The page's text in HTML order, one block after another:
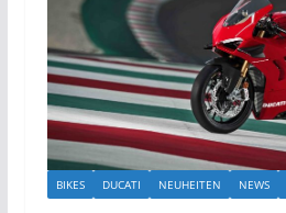
BIKES DUCATI NEUHEITEN NEWS